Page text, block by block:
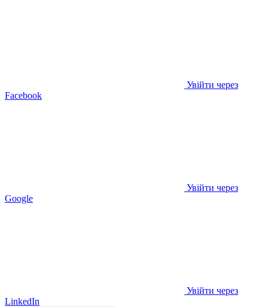
Увійти через
Facebook
Увійти через
Google
Увійти через
LinkedIn